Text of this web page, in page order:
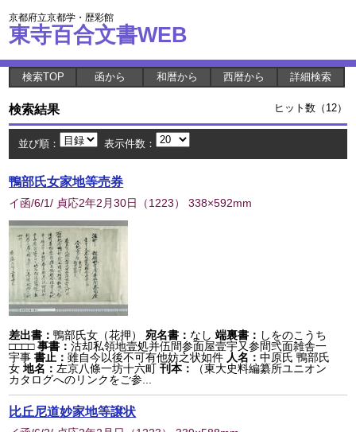
京都府立京都学・歴彩館
東寺百合文書WEB
検索TOP 函から 和暦から 西暦から 詳細検索
検索結果 ヒット数（12）
並び順： 表示件数：
鴨部氏女家地等売券
イ函/6/1/ 貞応2年2月30日 （1223） 338×592mm
差出書：鴨部氏女（花押） 宛名書： なし 端裏書： しをのこうち
□□□□ 事書：沽却私領地壹処并伍間参面屋壹宇又参間弐面雑舎一
宇事 書止：雖自今以後不可有他妨之状如件 人名：中原氏 鴨部氏
女 地名： 左京八條一坊十六町 刊本：
（東大史料編纂所ユニオン
カタログへのリンクをご参...
比丘尼道妙家地等譲状